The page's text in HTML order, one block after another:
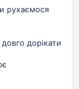
рухаємося
дорікати